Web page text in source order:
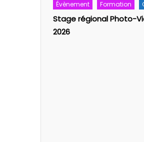
Lac
Évènement
Formation
Stage régional Photo-
2026